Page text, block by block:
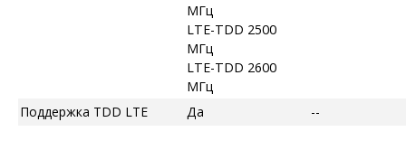
МГц
LTE-TDD 2500
МГц
LTE-TDD 2600
МГц
Поддержка TDD LTE Да --